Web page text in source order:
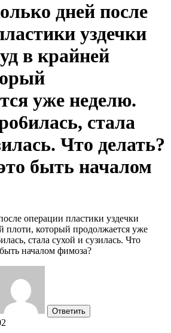
дней после
уздечки
в крайней
уже неделю.
стала
Что делать?
быть началом
операции пластики уздечки
плоти, который продолжается уже
стала сухой и сузилась. Что
началом фимоза?
Ответить